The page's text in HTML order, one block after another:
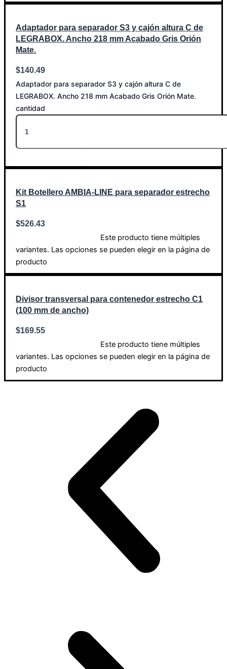
Adaptador para separador S3 y cajón altura C de
LEGRABOX. Ancho 218 mm Acabado Gris Orión
Mate.
$140.49
Adaptador para separador S3 y cajón altura C de
LEGRABOX. Ancho 218 mm Acabado Gris Orión Mate.
cantidad
Kit Botellero AMBIA-LINE para separador estrecho
S1
$526.43
Este producto tiene múltiples
variantes. Las opciones se pueden elegir en la página de
producto
Divisor transversal para contenedor estrecho C1
(100 mm de ancho)
$169.55
Este producto tiene múltiples
variantes. Las opciones se pueden elegir en la página de
producto